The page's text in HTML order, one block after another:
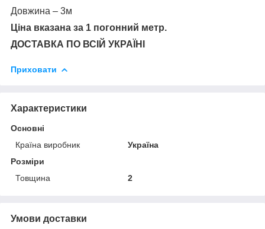
Довжина – 3м
Ціна вказана за 1 погонний метр.
ДОСТАВКА ПО ВСІЙ УКРАЇНІ
Приховати
Характеристики
Основні
Країна виробник
Україна
Розміри
Товщина
2
Умови доставки